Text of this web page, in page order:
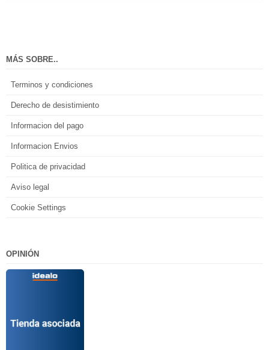
MÁS SOBRE..
Terminos y condiciones
Derecho de desistimiento
Informacion del pago
Informacion Envios
Politica de privacidad
Aviso legal
Cookie Settings
OPINIÓN